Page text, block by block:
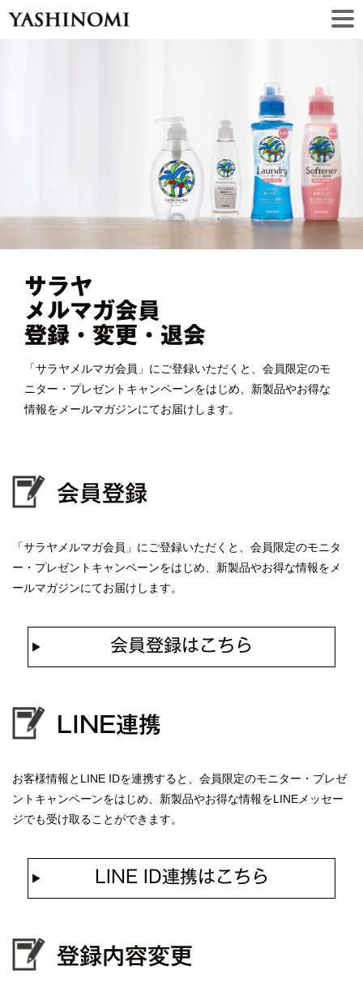
サラヤ
メルマガ会員
登録・変更・退会
「サラヤメルマガ会員」にご登録いただくと、会員限定のモ
ニター・プレゼントキャンペーンをはじめ、新製品やお得な
情報をメールマガジンにてお届けします。
会員登録
「サラヤメルマガ会員」にご登録いただくと、会員限定のモニタ
ー・プレゼントキャンペーンをはじめ、新製品やお得な情報をメ
ールマガジンにてお届けします。
会員登録はこちら
LINE連携
お客様情報とLINE IDを連携すると、会員限定のモニター・プレゼ
ントキャンペーンをはじめ、新製品やお得な情報をLINEメッセー
ジでも受け取ることができます。
LINE ID連携はこちら
登録内容変更